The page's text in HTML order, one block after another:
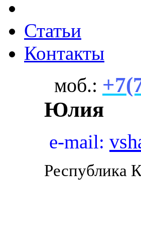
Статьи
Контакты
моб.:
Юлия
e-mail:
Республика